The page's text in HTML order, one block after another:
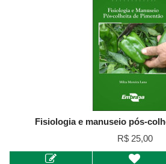
Fisiologia e manuseio pós-
R$ 25,00